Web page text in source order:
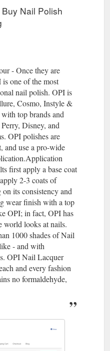
Nail Polish
- Once they are
one of the most
nail polish. OPI is
Cosmo, Instyle &
top brands and
Disney, and
OPI polishes are
and use a pro-wide
first apply a base coat
2-3 coats of
its consistency and
wear finish with a top
OPI; in fact, OPI has
world looks at nails.
1000 shades of Nail
- and with
OPI Nail Lacquer
and every fashion
no formaldehyde,